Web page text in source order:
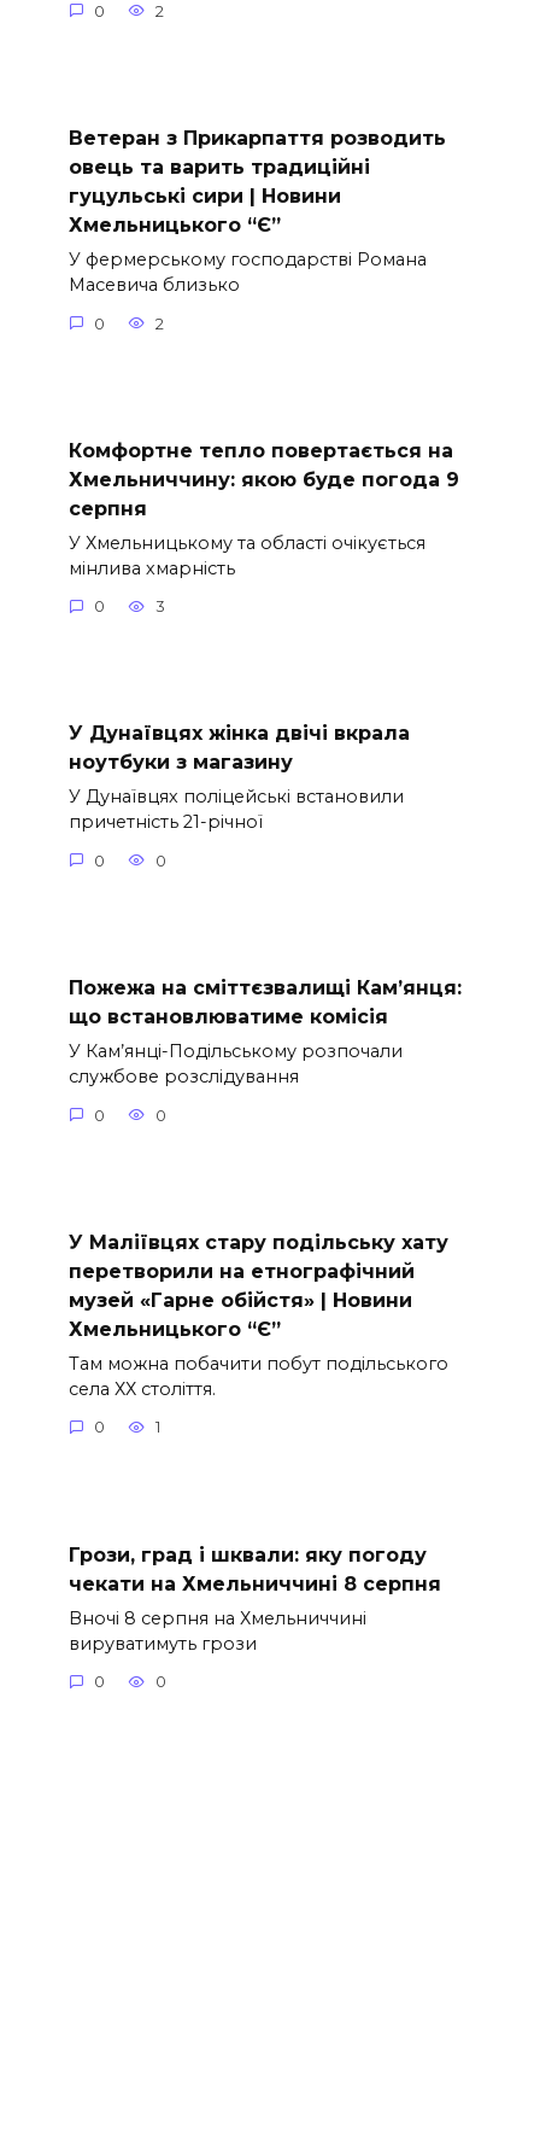
0 2
Ветеран з Прикарпаття розводить
овець та варить традиційні
гуцульські сири | Новини
Хмельницького “Є”
У фермерському господарстві Романа
Масевича близько
0 2
Комфортне тепло повертається на
Хмельниччину: якою буде погода 9
серпня
У Хмельницькому та області очікується
мінлива хмарність
0 3
У Дунаївцях жінка двічі вкрала
ноутбуки з магазину
У Дунаївцях поліцейські встановили
причетність 21-річної
0 0
Пожежа на сміттєзвалищі Кам’янця:
що встановлюватиме комісія
У Кам’янці-Подільському розпочали
службове розслідування
0 0
У Маліївцях стару подільську хату
перетворили на етнографічний
музей «Гарне обійстя» | Новини
Хмельницького “Є”
Там можна побачити побут подільського
села ХХ століття.
0 1
Грози, град і шквали: яку погоду
чекати на Хмельниччині 8 серпня
Вночі 8 серпня на Хмельниччині
вируватимуть грози
0 0